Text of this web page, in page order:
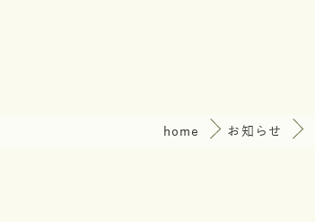
home お知らせ